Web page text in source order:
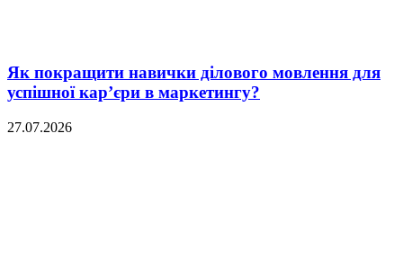
Як покращити навички ділового мовлення для
успішної кар’єри в маркетингу?
27.07.2026